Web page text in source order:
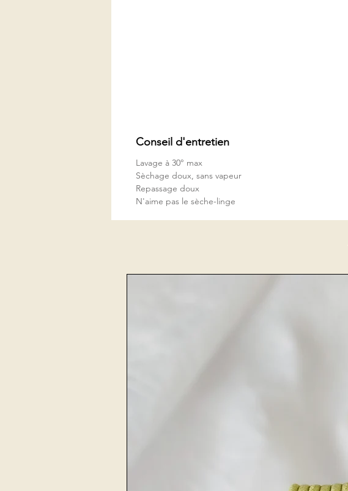
Conseil d'entretien
Lavage à 30° max
Sèchage doux, sans vapeur
Repassage doux
N'aime pas le sèche-linge